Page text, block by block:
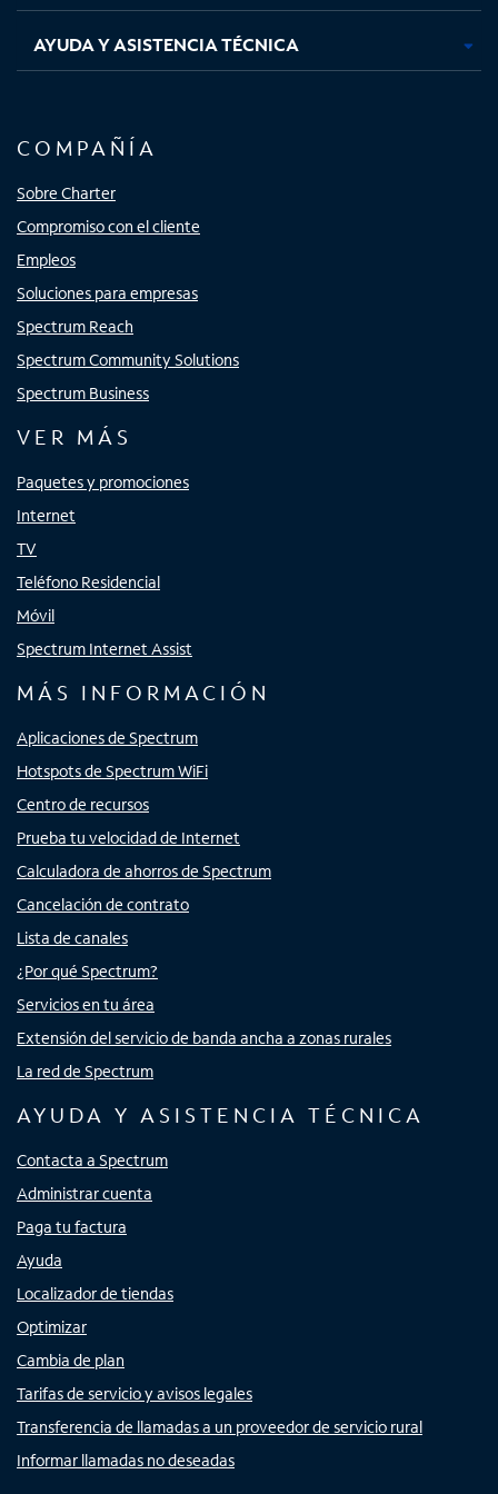
AYUDA Y ASISTENCIA TÉCNICA
COMPAÑÍA
Sobre Charter
Compromiso con el cliente
Empleos
Soluciones para empresas
Spectrum Reach
Spectrum Community Solutions
Spectrum Business
VER MÁS
Paquetes y promociones
Internet
TV
Teléfono Residencial
Móvil
Spectrum Internet Assist
MÁS INFORMACIÓN
Aplicaciones de Spectrum
Hotspots de Spectrum WiFi
Centro de recursos
Prueba tu velocidad de Internet
Calculadora de ahorros de Spectrum
Cancelación de contrato
Lista de canales
¿Por qué Spectrum?
Servicios en tu área
Extensión del servicio de banda ancha a zonas rurales
La red de Spectrum
AYUDA Y ASISTENCIA TÉCNICA
Contacta a Spectrum
Administrar cuenta
Paga tu factura
Ayuda
Localizador de tiendas
Optimizar
Cambia de plan
Tarifas de servicio y avisos legales
Transferencia de llamadas a un proveedor de servicio rural
Informar llamadas no deseadas